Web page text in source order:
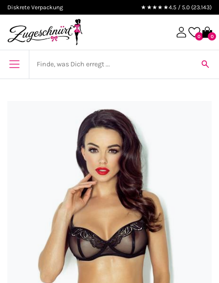
Diskrete Verpackung ★★★★★4.5 / 5.0 (23.143)
0 0